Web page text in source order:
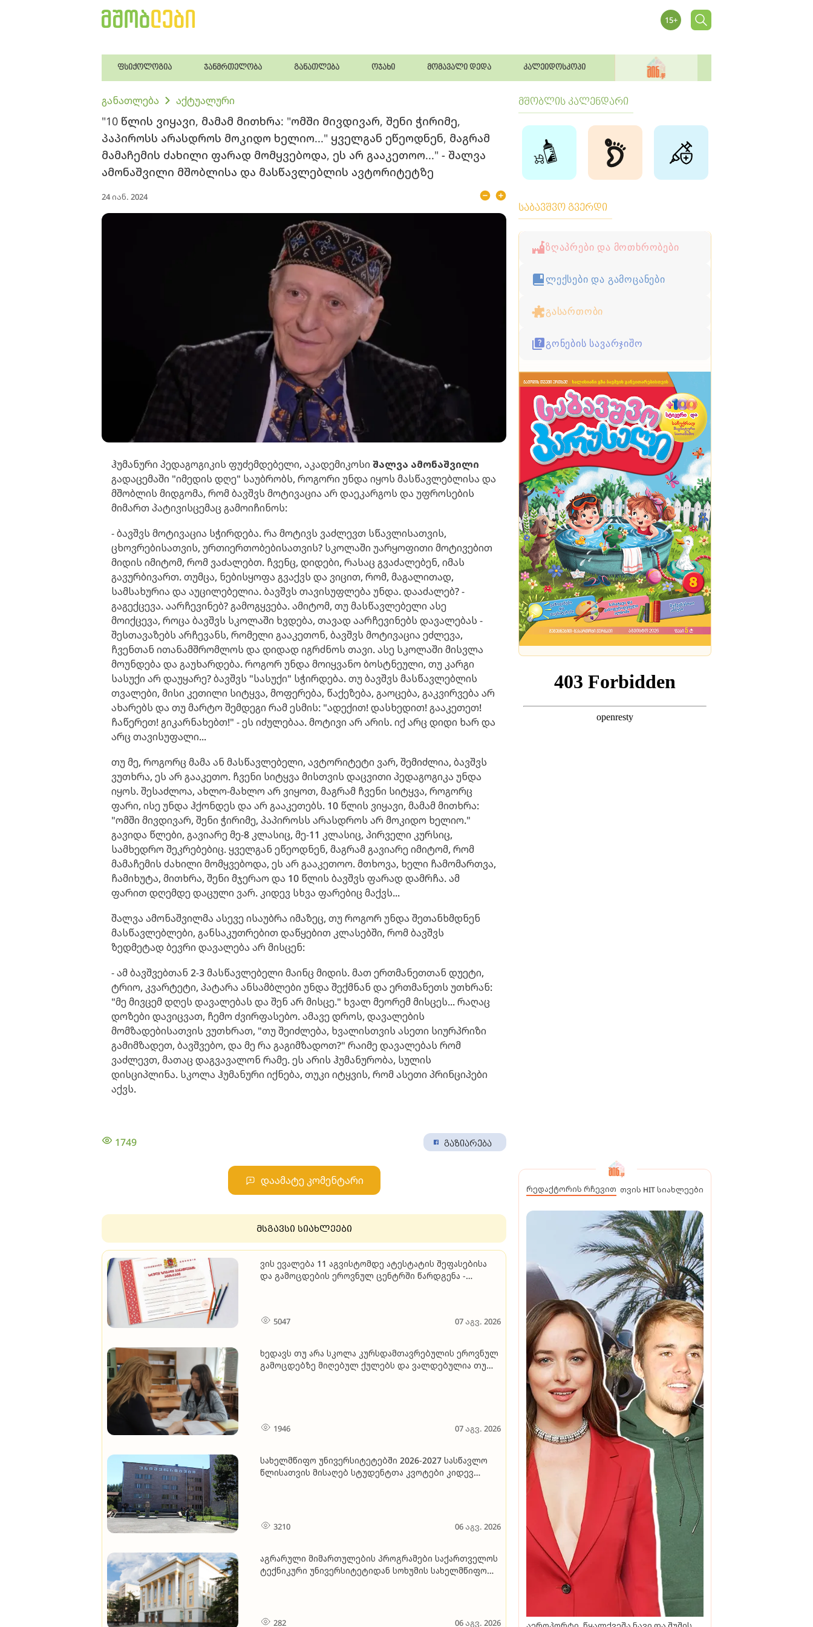
ფსიქოლოგია ჯანმრთელობა განათლება ოჯახი მომავალი დედა კალეიდოსკოპი
განათლება აქტუალური
"10 წლის ვიყავი, მამამ მითხრა: "ომში მივდივარ, შენი ჭირიმე,
პაპიროსს არასდროს მოკიდო ხელიო..." ყველგან ეწეოდნენ, მაგრამ
მამაჩემის ძახილი ფარად მომყვებოდა, ეს არ გააკეთოო..." - შალვა
ამონაშვილი მშობლისა და მასწავლებლის ავტორიტეტზე
24 იან. 2024
ჰუმანური პედაგოგიკის ფუძემდებელი, აკადემიკოსი შალვა ამონაშვილი
გადაცემაში "იმედის დღე" საუბრობს, როგორი უნდა იყოს მასწავლებლისა და
მშობლის მიდგომა, რომ ბავშვს მოტივაცია არ დაეკარგოს და უფროსების
მიმართ პატივისცემაც გამოიჩინოს:
- ბავშვს მოტივაცია სჭირდება. რა მოტივს ვაძლევთ სწავლისათვის,
ცხოვრებისათვის, ურთიერთობებისათვის? სკოლაში უარყოფითი მოტივებით
მიდის იმიტომ, რომ ვაძალებთ. ჩვენც, დიდები, რასაც გვაძალებენ, იმას
გავურბივართ. თუმცა, ნებისყოფა გვაქვს და ვიცით, რომ, მაგალითად,
სამსახურია და აუცილებელია. ბავშვს თავისუფლება უნდა. დააძალებ? -
გაგექცევა. აარჩევინებ? გამოგყვება. ამიტომ, თუ მასწავლებელი ასე
მოიქცევა, როცა ბავშვს სკოლაში ხვდება, თავად აარჩევინებს დავალებას -
შესთავაზებს არჩევანს, რომელი გააკეთონ, ბავშვს მოტივაცია ეძლევა,
ჩვენთან ითანამშრომლოს და დიდად იგრძნოს თავი. ასე სკოლაში მისვლა
მოუნდება და გაუხარდება. როგორ უნდა მოიყვანო ბოსტნეული, თუ კარგი
სასუქი არ დაუყარე? ბავშვს "სასუქი" სჭირდება. თუ ბავშვს მასწავლებლის
თვალები, მისი კეთილი სიტყვა, მოფერება, წაქეზება, გაოცება, გაკვირვება არ
ახარებს და თუ მარტო შემდეგი რამ ესმის: "ადექით! დასხედით! გააკეთეთ!
ჩაწერეთ! გიკარნახებთ!" - ეს იძულებაა. მოტივი არ არის. იქ არც დიდი ხარ და
არც თავისუფალი...
თუ მე, როგორც მამა ან მასწავლებელი, ავტორიტეტი ვარ, შემიძლია, ბავშვს
ვუთხრა, ეს არ გააკეთო. ჩვენი სიტყვა მისთვის დაცვითი პედაგოგიკა უნდა
იყოს. შესაძლოა, ახლო-მახლო არ ვიყოთ, მაგრამ ჩვენი სიტყვა, როგორც
ფარი, ისე უნდა ჰქონდეს და არ გააკეთებს. 10 წლის ვიყავი, მამამ მითხრა:
"ომში მივდივარ, შენი ჭირიმე, პაპიროსს არასდროს არ მოკიდო ხელიო."
გავიდა წლები, გავიარე მე-8 კლასიც, მე-11 კლასიც, პირველი კურსიც,
სამხედრო შეკრებებიც. ყველგან ეწეოდნენ, მაგრამ გავიარე იმიტომ, რომ
მამაჩემის ძახილი მომყვებოდა, ეს არ გააკეთოო. მთხოვა, ხელი ჩამომართვა,
ჩამიხუტა, მითხრა, შენი მჯერაო და 10 წლის ბავშვს ფარად დამრჩა. ამ
ფარით დღემდე დაცული ვარ. კიდევ სხვა ფარებიც მაქვს...
შალვა ამონაშვილმა ასევე ისაუბრა იმაზეც, თუ როგორ უნდა შეთანხმდნენ
მასწავლებლები, განსაკუთრებით დაწყებით კლასებში, რომ ბავშვს
ზედმეტად ბევრი დავალება არ მისცენ:
- ამ ბავშვებთან 2-3 მასწავლებელი მაინც მიდის. მათ ერთმანეთთან დუეტი,
ტრიო, კვარტეტი, პატარა ანსამბლები უნდა შექმნან და ერთმანეთს უთხრან:
"მე მივცემ დღეს დავალებას და შენ არ მისცე." ხვალ მეორემ მისცეს... რაღაც
დოზები დავიცვათ, ჩემო ძვირფასებო. ამავე დროს, დავალების
მომზადებისათვის ვუთხრათ, "თუ შეიძლება, ხვალისთვის ასეთი სიურპრიზი
გამიმზადეთ, ბავშვებო, და მე რა გაგიმზადოთ?" რაიმე დავალებას რომ
ვაძლევთ, მათაც დაგვავალონ რამე. ეს არის ჰუმანურობა, სულის
დისციპლინა. სკოლა ჰუმანური იქნება, თუკი იტყვის, რომ ასეთი პრინციპები
აქვს.
1749 გაზიარება
დაამატე კომენტარი
მსგავსი სიახლეები
ვის ევალება 11 აგვისტომდე ატესტატის შეფასებისა
და გამოცდების ეროვნულ ცენტრში წარდგენა -
5047 07 აგვ. 2026
ხედავს თუ არა სკოლა კურსდამთავრებულის ეროვნულ
გამოცდებზე მიღებულ ქულებს და ვალდებულია თუ
1946 07 აგვ. 2026
სახელმწიფო უნივერსიტეტებში 2026-2027 სასწავლო
წლისათვის მისაღებ სტუდენტთა კვოტები კიდევ
3210 06 აგვ. 2026
აგრარული მიმართულების პროგრამები საქართველოს
ტექნიკური უნივერსიტეტიდან სოხუმის სახელმწიფო
282 06 აგვ. 2026
მშობლის კალენდარი
საბავშვო გვერდი
ზღაპრები და მოთხრობები
ლექსები და გამოცანები
გასართობი
გონების სავარჯიშო
რედაქტორის რჩევით თვის HIT სიახლეები